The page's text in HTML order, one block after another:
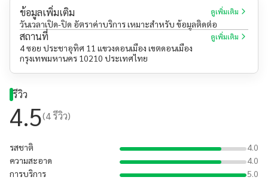
ข้อมูลเพิ่มเติม ดูเพิ่มเติม
วันเวลาเปิด-ปิด อัตราค่าบริการ เหมาะสำหรับ ข้อมูลติดต่อ
สถานที่ ดูเพิ่มเติม
4 ซอย ประชาอุทิศ 11 แขวงดอนเมือง เขตดอนเมือง
กรุงเทพมหานคร 10210 ประเทศไทย
รีวิว
4.5(4รีวิว)
รสชาติ
4.0
ความสะอาด
4.0
การบริการ
5.0